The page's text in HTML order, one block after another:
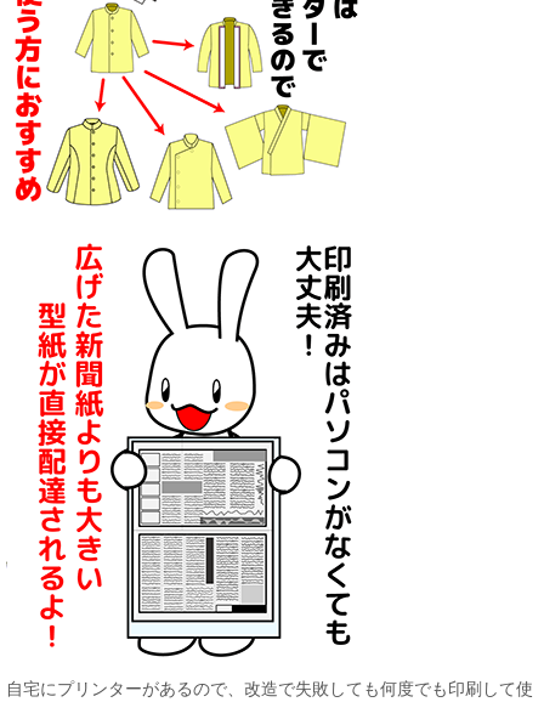
自宅にプリンターがあるので、改造で失敗しても何度でも印刷して使